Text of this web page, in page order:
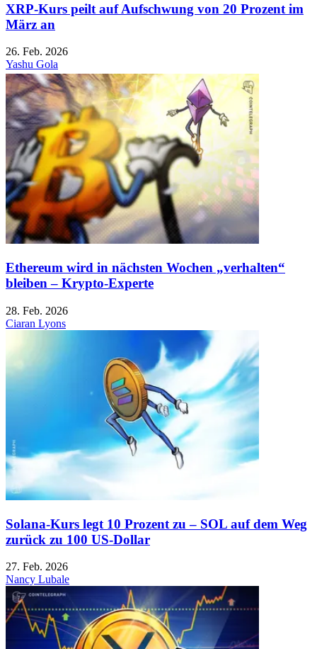
XRP-Kurs peilt auf Aufschwung von 20 Prozent im
März an
26. Feb. 2026
Yashu Gola
Ethereum wird in nächsten Wochen „verhalten“
bleiben – Krypto-Experte
28. Feb. 2026
Ciaran Lyons
Solana-Kurs legt 10 Prozent zu – SOL auf dem Weg
zurück zu 100 US-Dollar
27. Feb. 2026
Nancy Lubale